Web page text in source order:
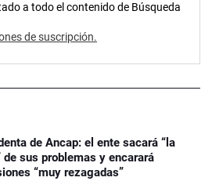
a todo el contenido de Búsqueda
de suscripción.
de Ancap: el ente sacará “la
de sus problemas y encarará
“muy rezagadas”